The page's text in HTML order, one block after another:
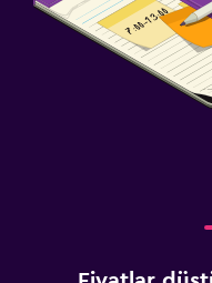
İlk yardım seti